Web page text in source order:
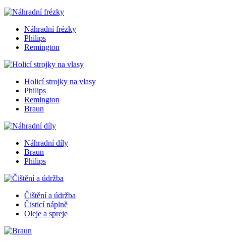
Náhradní frézky
Philips
Remington
Holicí strojky na vlasy
Philips
Remington
Braun
Náhradní díly
Braun
Philips
Čištění a údržba
Čisticí náplně
Oleje a spreje